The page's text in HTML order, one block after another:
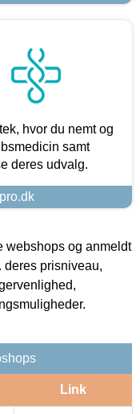
hvor du nemt og
samt
deres udvalg.
webshops og anmeldt
deres prisniveau,
Link